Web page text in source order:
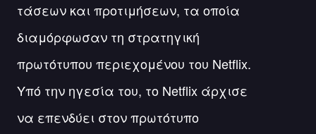
τάσεων και προτιμήσεων, τα οποία
διαμόρφωσαν τη στρατηγική
πρωτότυπου περιεχομένου του Netflix.
Υπό την ηγεσία του, το Netflix άρχισε
να επενδύει στον πρωτότυπο